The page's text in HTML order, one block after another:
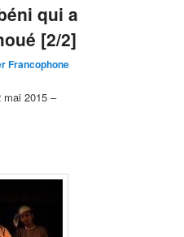
qui a
[2/2]
Francophone
2015 –